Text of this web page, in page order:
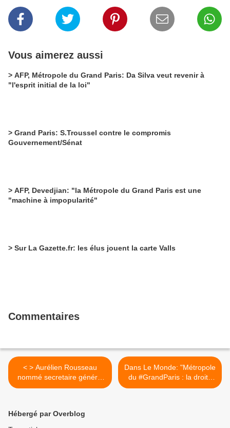
Vous aimerez aussi
> AFP, Métropole du Grand Paris: Da Silva veut revenir à
"l'esprit initial de la loi"
> Grand Paris: S.Troussel contre le compromis
Gouvernement/Sénat
> AFP, Devedjian: "la Métropole du Grand Paris est une
"machine à impopularité"
> Sur La Gazette.fr: les élus jouent la carte Valls
Commentaires
< > Aurélien Rousseau
nommé secretaire général
adjoint de la Ville de Paris
Dans Le Monde: "Métropole
du #GrandParis : la droite
veut imposer le pouvoir des
Hébergé par Overblog